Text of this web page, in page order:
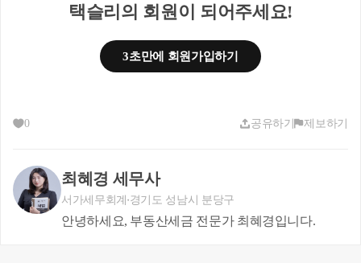
직전임대차계약의 임대기간은 1년 6개월 이상으로,
1개월 미만의 기간은 1개월로 봅니다.
택슬리의 회원이 되어주세요!
3초만에 회원가입하기
0 공유하기 제보하기
최혜경 세무사
서가세무회계 경기도 성남시 분당구
안녕하세요, 부동산세금 전문가 최혜경입니다.